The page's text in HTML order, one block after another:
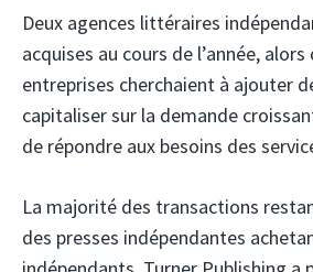
Deux agences littéraires
acquises au cours de l’année,
entreprises cherchaient à ajouter
capitaliser sur la demande
de répondre aux besoins des
La majorité des transactions
des presses indépendantes